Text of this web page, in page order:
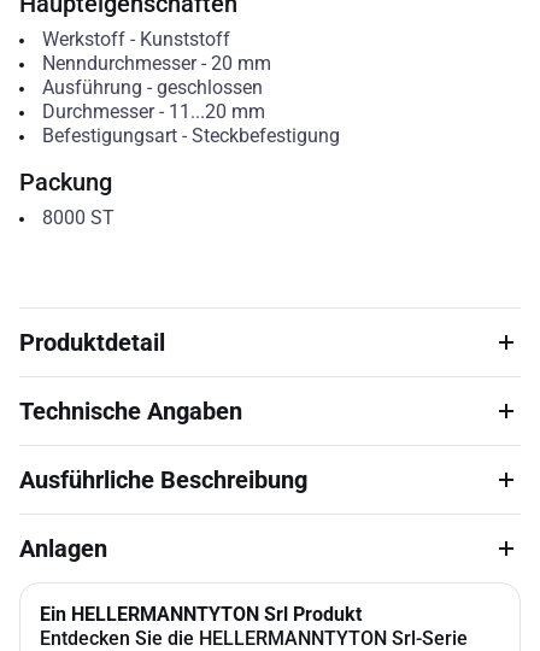
Werkstoff- Kunststoff
Nenndurchmesser- 20 mm
Ausführung - geschlossen
Durchmesser- 11...20 mm
Befestigungsart- Steckbefestigung
Packung
8000 ST
Produktdetail
Technische Angaben
Ausführliche Beschreibung
Anlagen
Ein HELLERMANNTYTON Srl Produkt
Entdecken Sie die HELLERMANNTYTON Srl-Serie